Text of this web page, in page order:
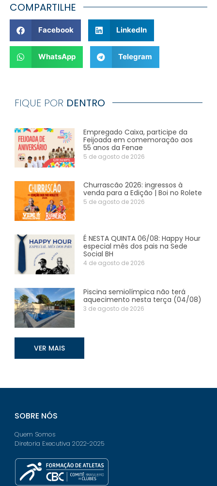
COMPARTILHE
Facebook LinkedIn
WhatsApp Telegram
FIQUE POR DENTRO
Empregado Caixa, participe da
Feijoada em comemoração aos
55 anos da Fenae
5 de agosto de 2026
Churrascão 2026: ingressos à
venda para a Edição | Boi no Rolete
5 de agosto de 2026
É NESTA QUINTA 06/08: Happy Hour
especial mês dos pais na Sede
Social BH
4 de agosto de 2026
Piscina semiolímpica não terá
aquecimento nesta terça (04/08)
3 de agosto de 2026
VER MAIS
SOBRE NÓS
Quem Somos
Diretoria Executiva 2022-2025